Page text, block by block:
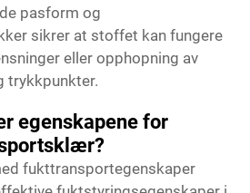
pasform og
sikrer at stoffet kan fungere
eller opphopning av
trykkpunkter.
egenskapene for
fukttransportegenskaper